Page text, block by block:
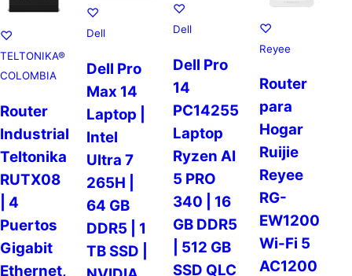
♡
TELTONIKA®
COLOMBIA
Router
Industrial
Teltonika
RUTX08
| 4
Puertos
Gigabit
Ethernet,
♡
Dell
Dell Pro
Max 14
Laptop |
Intel
Ultra 7
265H |
64 GB
DDR5 | 1
TB SSD |
♡
Dell
Dell Pro
14
PC14255
Laptop
Ryzen AI
5 PRO
340 | 16
GB DDR5
| 512 GB
SSD QLC
♡
Reyee
Router
para
Hogar
Ruijie
Reyee
RG-
EW1200
Wi-Fi 5
AC1200